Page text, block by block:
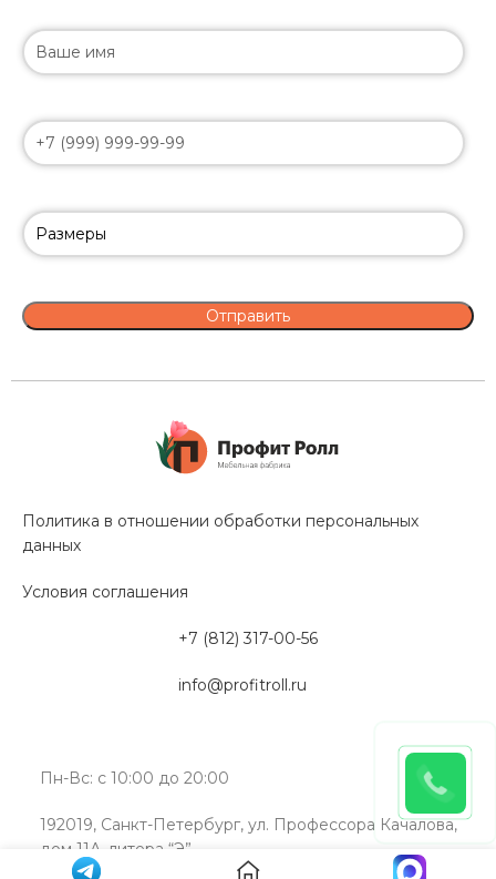
Политика в отношении обработки персональных
данных
Условия соглашения
+7 (812) 317-00-56
info@profitroll.ru
Пн-Вс: с 10:00 до 20:00
192019, Санкт-Петербург, ул. Профессора Качалова,
дом 11А, литера “Э”